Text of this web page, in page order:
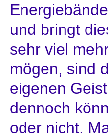
und bringt
sehr viel
mögen, sind
eigenen
dennoch
oder nicht.